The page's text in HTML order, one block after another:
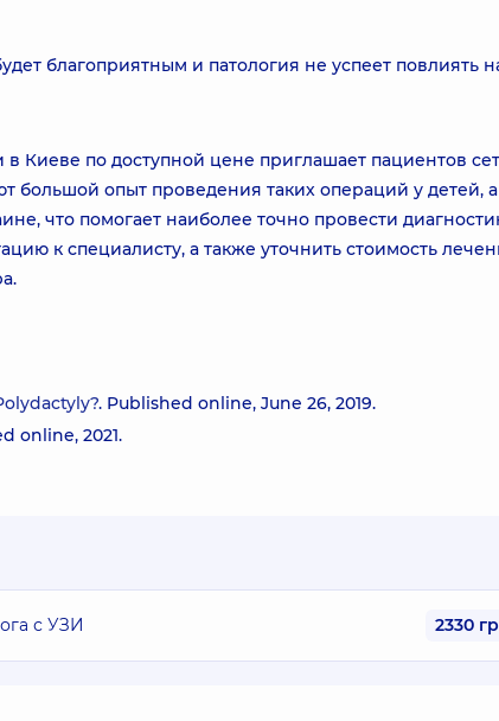
благоприятным и патология не успеет повлиять
Киеве по доступной цене приглашает пациентов
опыт проведения таких операций у детей,
что помогает наиболее точно провести
к специалисту, а также уточнить стоимость
. Published online, June 26, 2019.
online, 2021.
с УЗИ 2330